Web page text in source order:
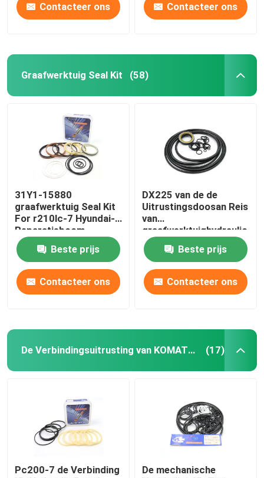
Contacteer ons Contacteer ons
Graafwerktuig Seal Kit (58)
31Y1-15880
graafwerktuig Seal Kit
For r210lc-7 Hyundai-
Reparatieboom
Beste prijs
Contacteer ons
DX225 van de de
Uitrustingsdoosan Reis
van
graafwerktuighydraulic
pump seal de
Uitrusting van de de
Motorverbinding
Beste prijs
Contacteer ons
De Verbindingsuitrusting van KOMATSU (17)
Pc200-7 de Verbinding
De mechanische